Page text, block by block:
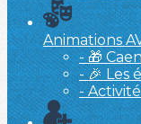
Animations
- 🎁
- 🎉 Les
-